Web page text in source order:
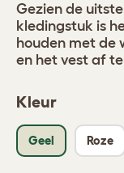
Kleur
Geel Roze
Gezien de
kledingstuk is
houden met de
en het vest af